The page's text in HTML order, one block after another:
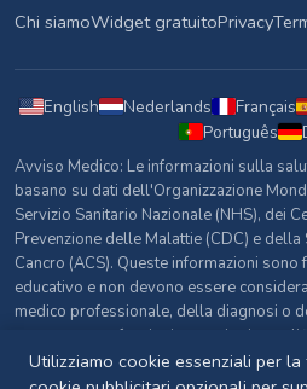
Chi siamoWidget gratuitoPrivacy
English Nederlands Français
Português
Avviso Medico: Le informazioni sulla
basano su dati dell'Organizzazione
Servizio Sanitario Nazionale (NHS), dei
Prevenzione delle Malattie (CDC) e
Cancro (ACS). Queste informazioni
educativo e non devono essere
medico professionale, della diagnosi o
sempre un professionista sanitario
propria salute.
Utilizziamo cookie essenziali per